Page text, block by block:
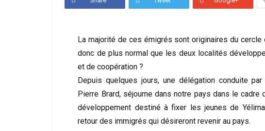
La majorité de ces émigrés sont originaires du cercle
donc de plus normal que les deux localités
et de coopération ?
Depuis quelques jours, une délégation conduite
Pierre Brard, séjourne dans notre pays dans le cadre
développement destiné à fixer les jeunes de
retour des immigrés qui désireront revenir au pays.